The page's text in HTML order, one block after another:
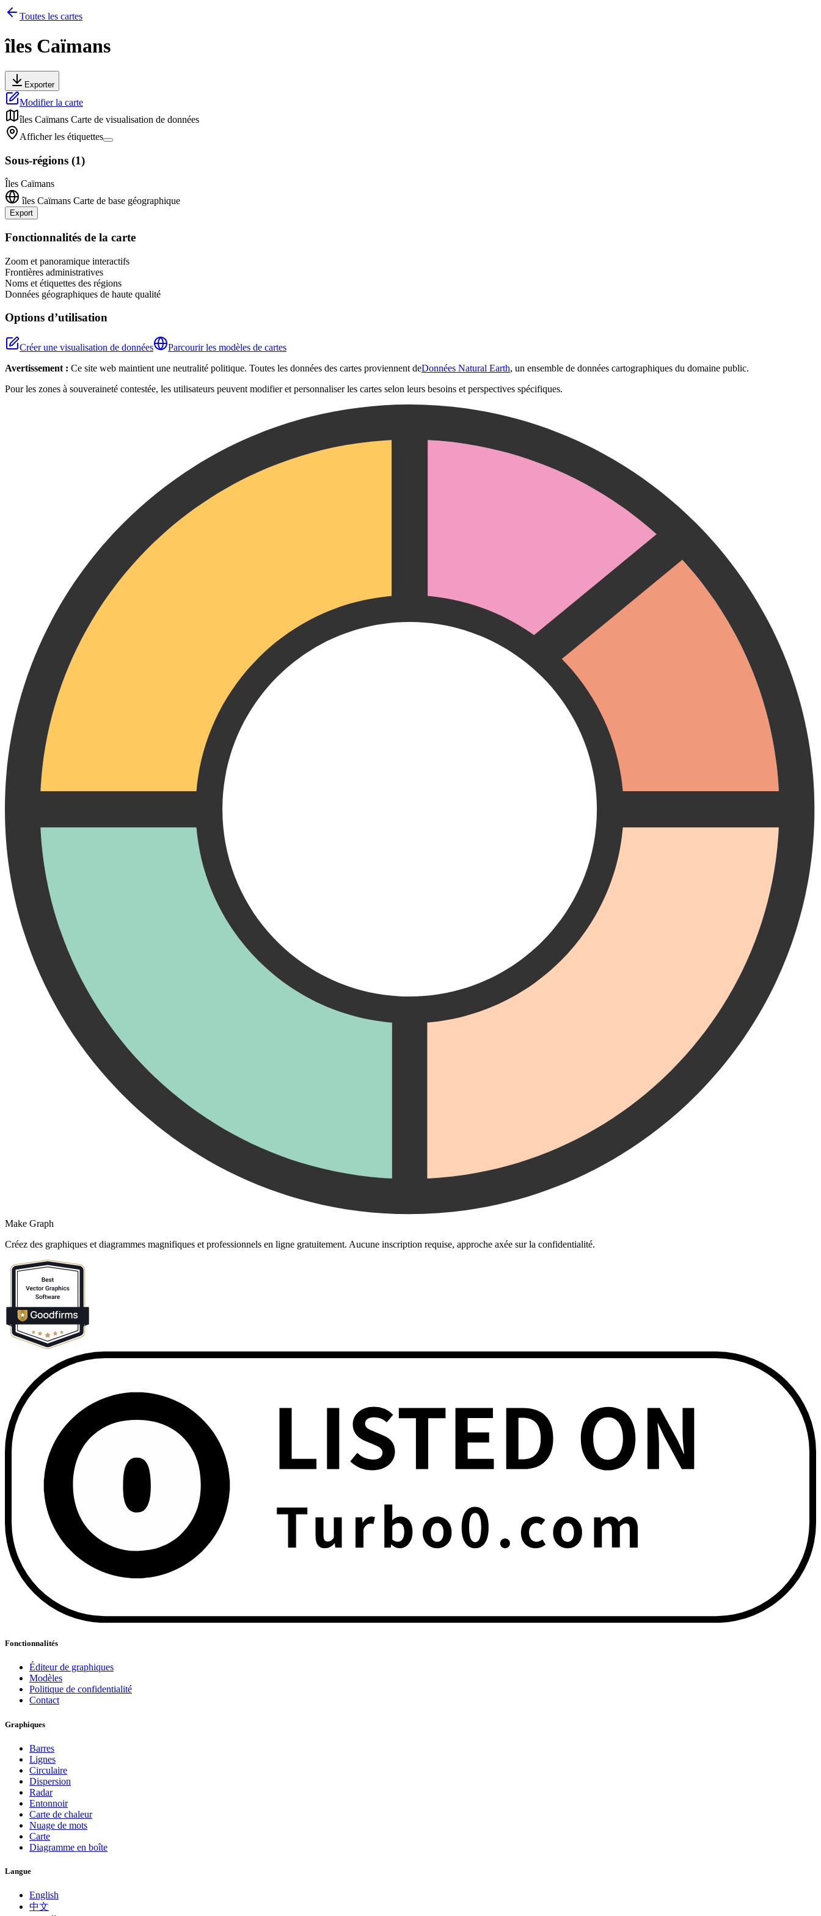
Toutes les cartes
îles Caïmans
Exporter
Modifier la carte
îles Caïmans Carte de visualisation de données
Afficher les étiquettes
Sous-régions (1)
Îles Caïmans
îles Caïmans Carte de base géographique
Export
+
Fonctionnalités de la carte
Zoom et panoramique interactifs
Frontières administratives
Noms et étiquettes des régions
Données géographiques de haute qualité
Options d’utilisation
Créer une visualisation de données
Parcourir les modèles de cartes
Avertissement : Ce site web maintient une neutralité politique. Toutes les données des cartes proviennent deDonnées Natural Earth, un ensemble de données cartographiques du domaine public.
Pour les zones à souveraineté contestée, les utilisateurs peuvent modifier et personnaliser les cartes selon leurs besoins et perspectives spécifiques.
Make Graph
Créez des graphiques et diagrammes magnifiques et professionnels en ligne gratuitement. Aucune inscription requise, approche axée sur la confidentialité.
Fonctionnalités
Éditeur de graphiques
Modèles
Politique de confidentialité
Contact
Graphiques
Barres
Lignes
Circulaire
Dispersion
Radar
Entonnoir
Carte de chaleur
Nuage de mots
Carte
Diagramme en boîte
Langue
English
中文